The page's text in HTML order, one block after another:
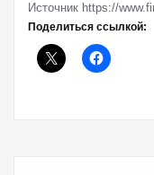
Источник https://
Поделиться ссылкой: